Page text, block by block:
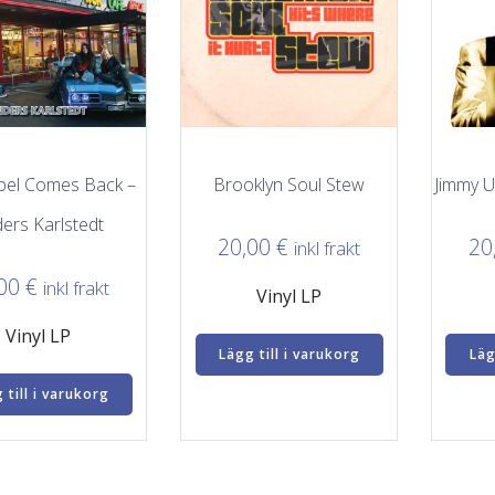
Comes Back –
Karlstedt
€ inkl frakt
Vinyl LP
till i varukorg
Brooklyn Soul Stew
20,00€ inkl frakt
Vinyl LP
Lägg till i varukorg
Jimmy